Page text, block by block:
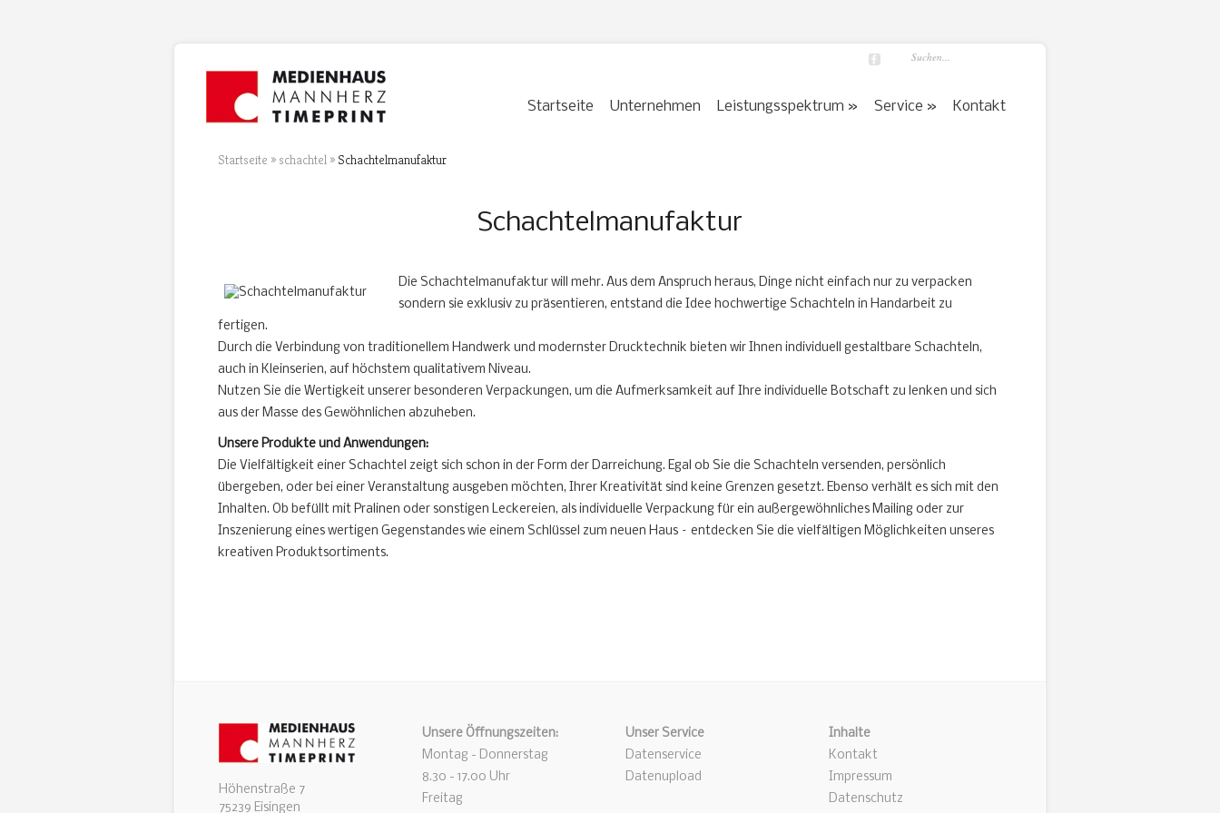
Startseite Unternehmen Leistungsspektrum Service Kontakt
Startseite » schachtel » Schachtelmanufaktur
Schachtelmanufaktur
Die Schachtelmanufaktur will mehr. Aus dem Anspruch heraus, Dinge nicht einfach nur zu verpacken
sondern sie exklusiv zu präsentieren, entstand die Idee hochwertige Schachteln in Handarbeit zu
fertigen.
Durch die Verbindung von traditionellem Handwerk und modernster Drucktechnik bieten wir Ihnen individuell gestaltbare Schachteln,
auch in Kleinserien, auf höchstem qualitativem Niveau.
Nutzen Sie die Wertigkeit unserer besonderen Verpackungen, um die Aufmerksamkeit auf Ihre individuelle Botschaft zu lenken und sich
aus der Masse des Gewöhnlichen abzuheben.
Unsere Produkte und Anwendungen:
Die Vielfältigkeit einer Schachtel zeigt sich schon in der Form der Darreichung. Egal ob Sie die Schachteln versenden, persönlich
übergeben, oder bei einer Veranstaltung ausgeben möchten, Ihrer Kreativität sind keine Grenzen gesetzt. Ebenso verhält es sich mit den
Inhalten. Ob befüllt mit Pralinen oder sonstigen Leckereien, als individuelle Verpackung für ein außergewöhnliches Mailing oder zur
Inszenierung eines wertigen Gegenstandes wie einem Schlüssel zum neuen Haus – entdecken Sie die vielfältigen Möglichkeiten unseres
kreativen Produktsortiments.
Höhenstraße 7
75239 Eisingen
Unsere Öffnungszeiten:
Montag - Donnerstag
8.30 - 17.00 Uhr
Freitag
Unser Service
Datenservice
Datenupload
Inhalte
Kontakt
Impressum
Datenschutz